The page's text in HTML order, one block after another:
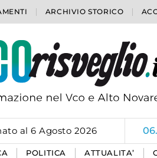
ARCHIVIO STORICO
al 6 Agosto 2026
POLITICA ATTUALITA’